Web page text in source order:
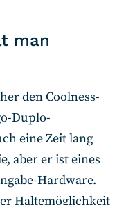
man
den Coolness-
Duplo-
eine Zeit lang
aber er ist eines
Hardware.
Haltemöglichkeit